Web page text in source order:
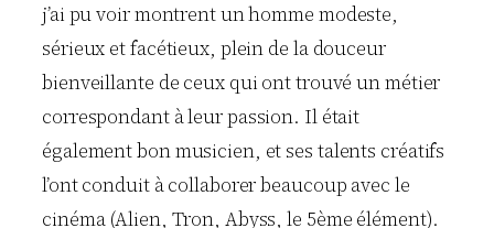
j’ai pu voir montrent un homme modeste,
sérieux et facétieux, plein de la douceur
bienveillante de ceux qui ont trouvé un métier
correspondant à leur passion. Il était
également bon musicien, et ses talents créatifs
l’ont conduit à collaborer beaucoup avec le
cinéma (Alien, Tron, Abyss, le 5ème élément).